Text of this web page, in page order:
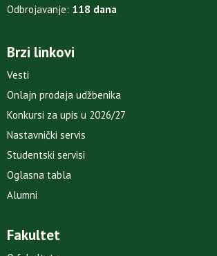
Odbrojavanje: 118 dana
Brzi linkovi
Vesti
Onlajn prodaja udžbenika
Konkursi za upis u 2026/27
Nastavnički servis
Studentski servisi
Oglasna tabla
Alumni
Fakultet